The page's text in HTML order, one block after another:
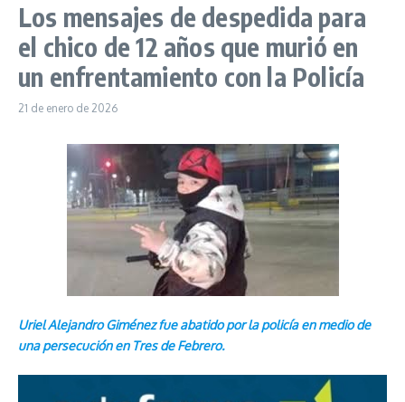
Los mensajes de despedida para
el chico de 12 años que murió en
un enfrentamiento con la Policía
21 de enero de 2026
Uriel Alejandro Giménez fue abatido por la policía en medio de
una persecución en Tres de Febrero.